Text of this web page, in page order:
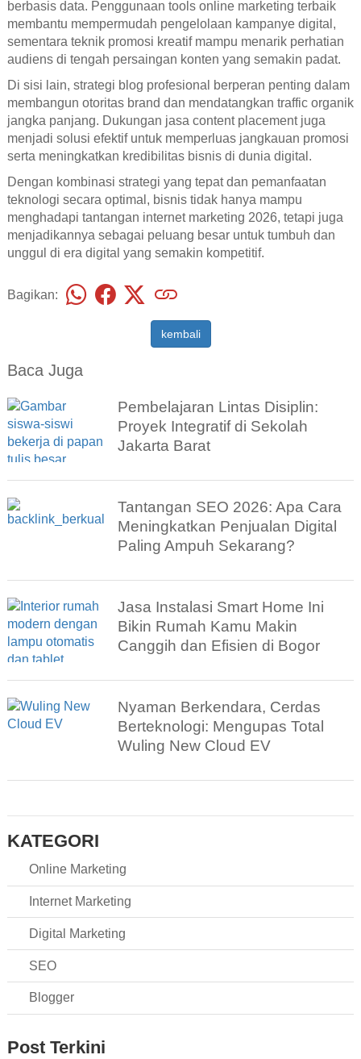
berbasis data. Penggunaan tools online marketing terbaik
membantu mempermudah pengelolaan kampanye digital,
sementara teknik promosi kreatif mampu menarik perhatian
audiens di tengah persaingan konten yang semakin padat.
Di sisi lain, strategi blog profesional berperan penting dalam
membangun otoritas brand dan mendatangkan traffic organik
jangka panjang. Dukungan jasa content placement juga
menjadi solusi efektif untuk memperluas jangkauan promosi
serta meningkatkan kredibilitas bisnis di dunia digital.
Dengan kombinasi strategi yang tepat dan pemanfaatan
teknologi secara optimal, bisnis tidak hanya mampu
menghadapi tantangan internet marketing 2026, tetapi juga
menjadikannya sebagai peluang besar untuk tumbuh dan
unggul di era digital yang semakin kompetitif.
Bagikan:
kembali
Baca Juga
Pembelajaran Lintas Disiplin:
Proyek Integratif di Sekolah
Jakarta Barat
Tantangan SEO 2026: Apa Cara
Meningkatkan Penjualan Digital
Paling Ampuh Sekarang?
Jasa Instalasi Smart Home Ini
Bikin Rumah Kamu Makin
Canggih dan Efisien di Bogor
Nyaman Berkendara, Cerdas
Berteknologi: Mengupas Total
Wuling New Cloud EV
KATEGORI
Online Marketing
Internet Marketing
Digital Marketing
SEO
Blogger
Post Terkini